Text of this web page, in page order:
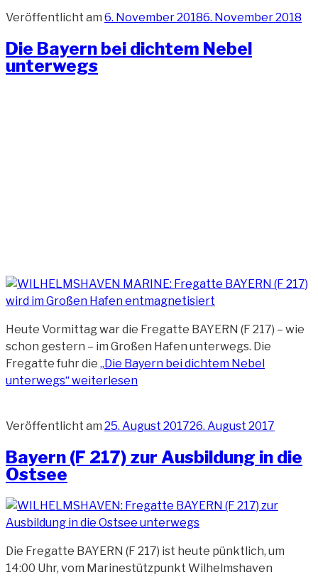
Veröffentlicht am 6. November 20186. November 2018
Die Bayern bei dichtem Nebel
unterwegs
Heute Vormittag war die Fregatte BAYERN (F 217) – wie
schon gestern – im Großen Hafen unterwegs. Die
Fregatte fuhr die „Die Bayern bei dichtem Nebel
unterwegs“weiterlesen
Veröffentlicht am 25. August 201726. August 2017
Bayern (F 217) zur Ausbildung in die
Ostsee
Die Fregatte BAYERN (F 217) ist heute pünktlich, um
14:00 Uhr, vom Marinestützpunkt Wilhelmshaven